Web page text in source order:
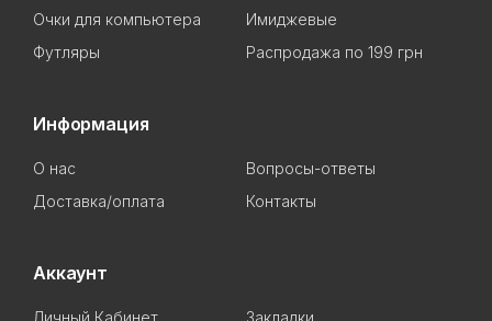
Очки для компьютера
Имиджевые
Футляры
Распродажа по 199 грн
Информация
О нас
Вопросы-ответы
Доставка/оплата
Контакты
Аккаунт
Личный Кабинет Закладки